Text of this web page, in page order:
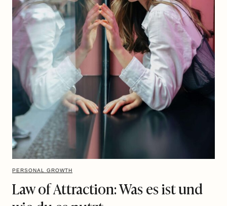
PERSONAL GROWTH
Law of Attraction: Was es ist und